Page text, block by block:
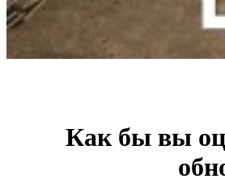
Как бы вы